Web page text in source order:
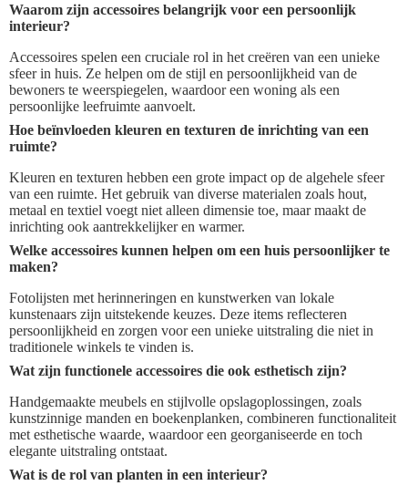
Waarom zijn accessoires belangrijk voor een persoonlijk
interieur?
Accessoires spelen een cruciale rol in het creëren van een unieke
sfeer in huis. Ze helpen om de stijl en persoonlijkheid van de
bewoners te weerspiegelen, waardoor een woning als een
persoonlijke leefruimte aanvoelt.
Hoe beïnvloeden kleuren en texturen de inrichting van een
ruimte?
Kleuren en texturen hebben een grote impact op de algehele sfeer
van een ruimte. Het gebruik van diverse materialen zoals hout,
metaal en textiel voegt niet alleen dimensie toe, maar maakt de
inrichting ook aantrekkelijker en warmer.
Welke accessoires kunnen helpen om een huis persoonlijker te
maken?
Fotolijsten met herinneringen en kunstwerken van lokale
kunstenaars zijn uitstekende keuzes. Deze items reflecteren
persoonlijkheid en zorgen voor een unieke uitstraling die niet in
traditionele winkels te vinden is.
Wat zijn functionele accessoires die ook esthetisch zijn?
Handgemaakte meubels en stijlvolle opslagoplossingen, zoals
kunstzinnige manden en boekenplanken, combineren functionaliteit
met esthetische waarde, waardoor een georganiseerde en toch
elegante uitstraling ontstaat.
Wat is de rol van planten in een interieur?